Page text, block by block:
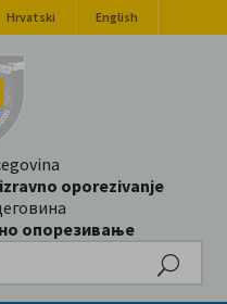
Hrvatski English
oporezivanje
опорезивање